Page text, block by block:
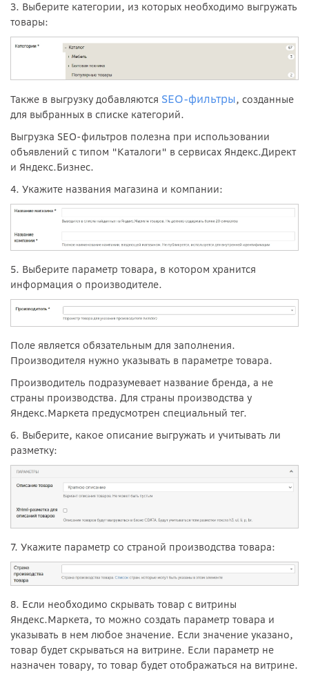
3. Выберите категории, из которых необходимо выгружать
товары:
Также в выгрузку добавляются SEO-фильтры, созданные
для выбранных в списке категорий.
Выгрузка SEO-фильтров полезна при использовании
объявлений с типом "Каталоги" в сервисах Яндекс.Директ
и Яндекс.Бизнес.
4. Укажите названия магазина и компании:
5. Выберите параметр товара, в котором хранится
информация о производителе.
Поле является обязательным для заполнения.
Производителя нужно указывать в параметре товара.
Производитель подразумевает название бренда, а не
страны производства. Для страны производства у
Яндекс.Маркета предусмотрен специальный тег.
6. Выберите, какое описание выгружать и учитывать ли
разметку:
7. Укажите параметр со страной производства товара:
8. Если необходимо скрывать товар с витрины
Яндекс.Маркета, то можно создать параметр товара и
указывать в нем любое значение. Если значение указано,
товар будет скрываться на витрине. Если параметр не
назначен товару, то товар будет отображаться на витрине.